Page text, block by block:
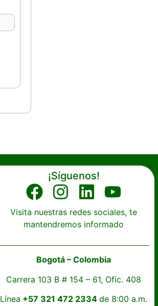
¡Síguenos!
Visita nuestras redes sociales, te
mantendremos informado
Bogotá – Colombia
Carrera 103 B # 154 – 61, Ofic. 408
Línea +57 321 472 2334de 8:00 a.m.